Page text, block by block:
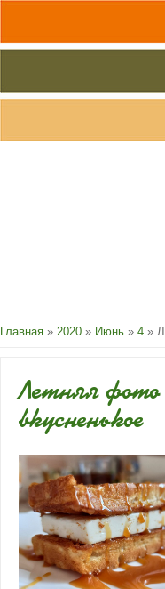
Главная » 2020 » Июнь » 4 »
Летняя
вкусненькое